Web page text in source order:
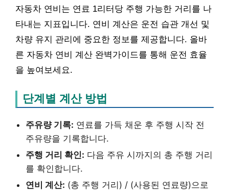
자동차 연비는 연료 1리터당 주행 가능한 거리를 나
타내는 지표입니다. 연비 계산은 운전 습관 개선 및
차량 유지 관리에 중요한 정보를 제공합니다. 올바
른 자동차 연비 계산 완벽가이드를 통해 운전 효율
을 높여보세요.
단계별 계산 방법
주유량 기록: 연료를 가득 채운 후 주행 시작 전
주유량을 기록합니다.
주행 거리 확인: 다음 주유 시까지의 총 주행 거리
를 확인합니다.
연비 계산: (총 주행 거리) / (사용된 연료량)으로